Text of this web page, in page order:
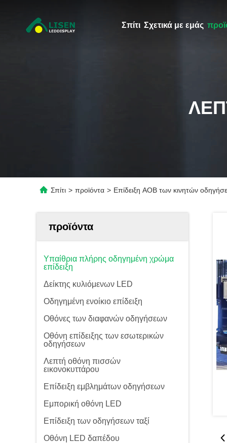
Σπίτι Σχετικά με εμάς
Σπίτι > προϊόντα > Επίδειξη AOB των κινητών
προϊόντα
Υπαίθρια πλήρης οδηγημένη χρώμα
επίδειξη
Δείκτης κυλιόμενων LED
Οδηγημένη ενοίκιο επίδειξη
Οθόνες των διαφανών οδηγήσεων
Οθόνη επίδειξης των εσωτερικών
οδηγήσεων
Λεπτή οθόνη πισσών
εικονοκυττάρου
Επίδειξη εμβλημάτων οδηγήσεων
Εμπορική οθόνη LED
Επίδειξη των οδηγήσεων ταξί
Οθόνη LED δαπέδου